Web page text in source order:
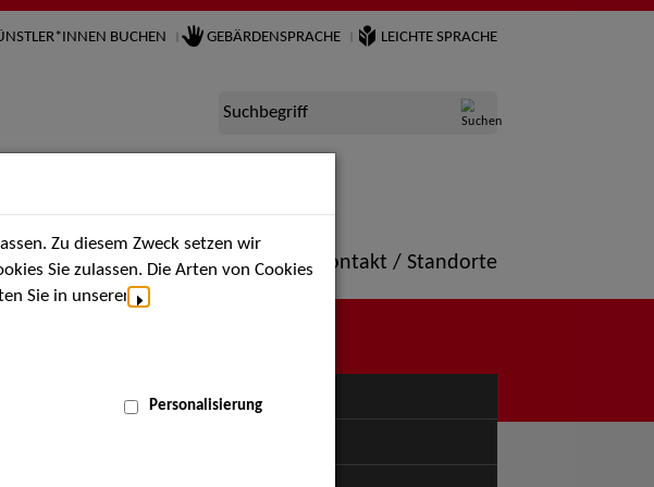
BUCHEN GEBÄRDENSPRACHE LEICHTE SPRACHE
Suchbegriff
Termine Portfolio Kontakt / Standorte
MENÜ
Zu diesem Zweck setzen wir
Sie zulassen. Die Arten von Cookies
Sie in unserer
Personalisierung